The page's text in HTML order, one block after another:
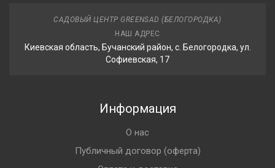
САДОВЫЙ ЦЕНТР GREENSAD (БЕЛОГОРОДКА)
НАШ АДРЕС
Киевская область, Бучанский район, с. Белогородка, ул.
Софиевская, 17
Информация
О нас
Публичный договор (оферта)